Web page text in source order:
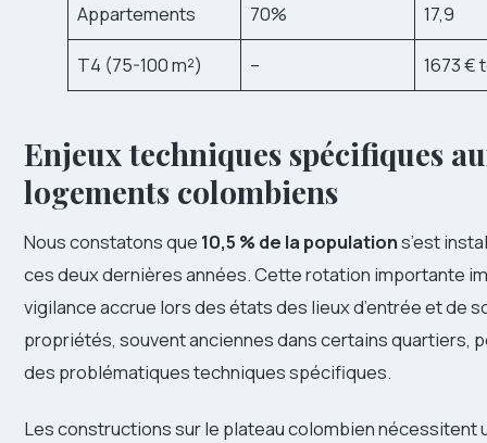
Appartements 70% 17,9
T4 (75-100 m²) – 1673 €
Enjeux techniques spécifiques
logements colombiens
Nous constatons que 10,5 % de la populations’est
ces deux dernières années. Cette rotation importante
vigilance accrue lors des états des lieux d’entrée et de
propriétés, souvent anciennes dans certains quartiers,
des problématiques techniques spécifiques.
Les constructions sur le plateau colombien nécessitent